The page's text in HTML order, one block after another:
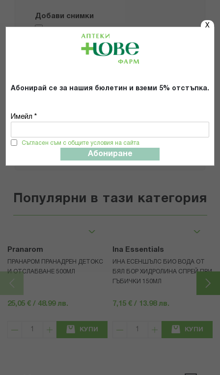
X
Абонирай се за нашия бюлетин и вземи 5% отстъпка.
Имейл *
Съгласен съм с общите условия на сайта
Абониране
Добави снимки
Препоръчвам продукта
Популярни в тази категория
Pranarom
ПРАНАРОМ ПРАНАДРЕН ДЕТОКС
И ОТСЛАБВАНЕ 500МЛ
25,05 € / 48.99 лв.
КУПИ
Ina Essentials
ИНА ЕСЕНШЪЛС БИО ВОДА ОТ
БЯЛ БОР ХИДРОЛИНА СПРЕЙ ПРИ
ГЪБИЧКИ 150МЛ
7,15 € / 13.98 лв.
КУПИ